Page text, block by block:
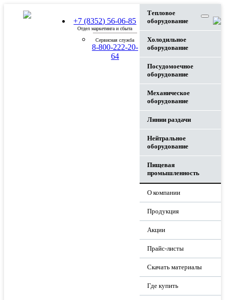
+7 (8352) 56-06-85
Отдел маркетинга и сбыта
Сервисная служба
8-800-222-20-
64
Тепловое
оборудование
Холодильное
оборудование
Посудомоечное
оборудование
Механическое
оборудование
Линии раздачи
Нейтральное
оборудование
Пищевая
промышленность
О компании
Продукция
Акции
Прайс-листы
Скачать материалы
Где купить